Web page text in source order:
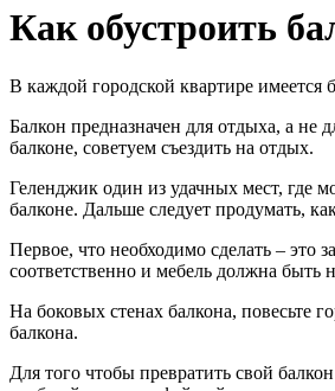
Как обустроить
В каждой городской квартире
Балкон предназначен для отдыха, а не
балконе, советуем съездить на отдых.
Геленджик один из удачных мест, где
балконе. Дальше следует продумать,
Первое, что необходимо сделать – это
соответственно и мебель должна
На боковых стенах балкона,
балкона.
Для того чтобы превратить свой